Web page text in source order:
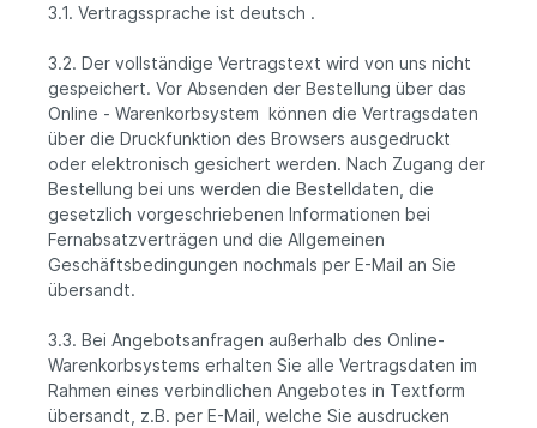
3.1. Vertragssprache ist deutsch .
3.2. Der vollständige Vertragstext wird von uns nicht
gespeichert. Vor Absenden der Bestellung über das
Online - Warenkorbsystem können die Vertragsdaten
über die Druckfunktion des Browsers ausgedruckt
oder elektronisch gesichert werden. Nach Zugang der
Bestellung bei uns werden die Bestelldaten, die
gesetzlich vorgeschriebenen Informationen bei
Fernabsatzverträgen und die Allgemeinen
Geschäftsbedingungen nochmals per E-Mail an Sie
übersandt.
3.3. Bei Angebotsanfragen außerhalb des Online-
Warenkorbsystems erhalten Sie alle Vertragsdaten im
Rahmen eines verbindlichen Angebotes in Textform
übersandt, z.B. per E-Mail, welche Sie ausdrucken